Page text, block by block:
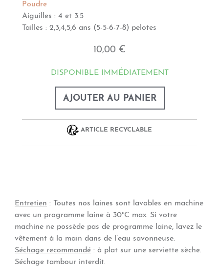
Poudre
Aiguilles : 4 et 3.5
Tailles : 2,3,4,5,6 ans (5-5-6-7-8) pelotes
10,00 €
DISPONIBLE IMMÉDIATEMENT
AJOUTER AU PANIER
ARTICLE RECYCLABLE
Entretien : Toutes nos laines sont lavables en machine
avec un programme laine à 30°C max. Si votre
machine ne possède pas de programme laine, lavez le
vêtement à la main dans de l’eau savonneuse.
Séchage recommandé : à plat sur une serviette sèche.
Séchage tambour interdit.